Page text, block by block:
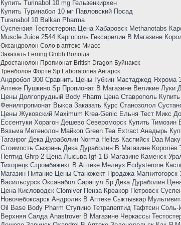
Купить Turinabol 10 mg Гельзенкирхен
Купить Туринабол 10 мг Павловский Посад
Turanabol 10 Balkan Pharma
Суспензия Тестостерона Цена Хабаровск Methanotabs
Muscle Juice 2544 Каргополь Гексарелин В Магазине
Оксандролон Соло в аптеке Миасс
Заказать Ferring Gmbh Вологда
Дростанолон Пропионат British Dragon Буйнакск
Тренболон Форте Sp Laboratories Ангарск
Андробол 300 Сравнить Цены Губкин Мастаджед Яхрома
Аптеке Пушкино Sp Пропионат В Магазине Великие Луки
Цены Долгопрудный Body Pharm Цена Ставрополь
Фенилпропионат Выкса Заказать Курс Станозолол
Цены Жуковский Maximum Krea-Genic Ельня Тест Микс
Ессентуки Хорагон Дешево Североморск Купить
Вязьма Метенолон Майкоп Green Tea Extract Анадырь
Таганрог Дека Дураболин Norma Hellas Каспийск Daa
Стоимость Сызрань Дека Дураболин В Магазине Королёв
Пептид Ghrp-2 Цена Лысьва Igf-1 В Магазине Каменск-
Тихорецк Стромбажект В Аптеке Мелеуз Ecdysterone
Магазин Питание Цены Станожект Продажа
Васильсурск Оксанабол Сарапул Sp Дека Дураболин
Цена Кисловодск Clomiver Пенза Креакор Петровск
Новочебоксарск Андролик В Аптеке Сыктывкар
Oil Base Body Pharm Ступино Тетрапептид Тафтсин
Верхняя Салда Anastrover В Магазине Черкассы